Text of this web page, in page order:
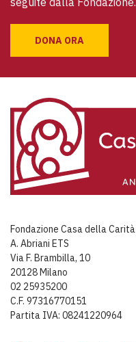
DONA ORA
Fondazione Casa della Carità
A. Abriani ETS
Via F. Brambilla, 10
20128 Milano
02 25935200
C.F. 97316770151
Partita IVA: 08241220964